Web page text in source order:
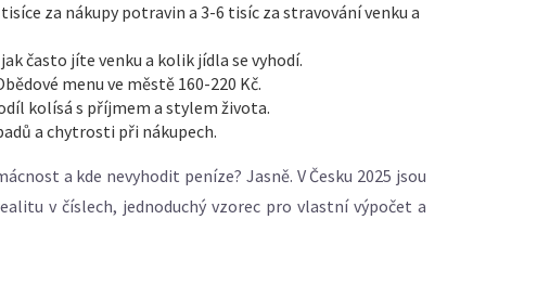
za nákupy potravin a 3-6 tisíc za stravování venku a
často jíte venku a kolik jídla se vyhodí.
menu ve městě 160-220 Kč.
kolísá s příjmem a stylem života.
a chytrosti při nákupech.
a kde nevyhodit peníze? Jasně. V Česku 2025 jsou
v číslech, jednoduchý vzorec pro vlastní výpočet a